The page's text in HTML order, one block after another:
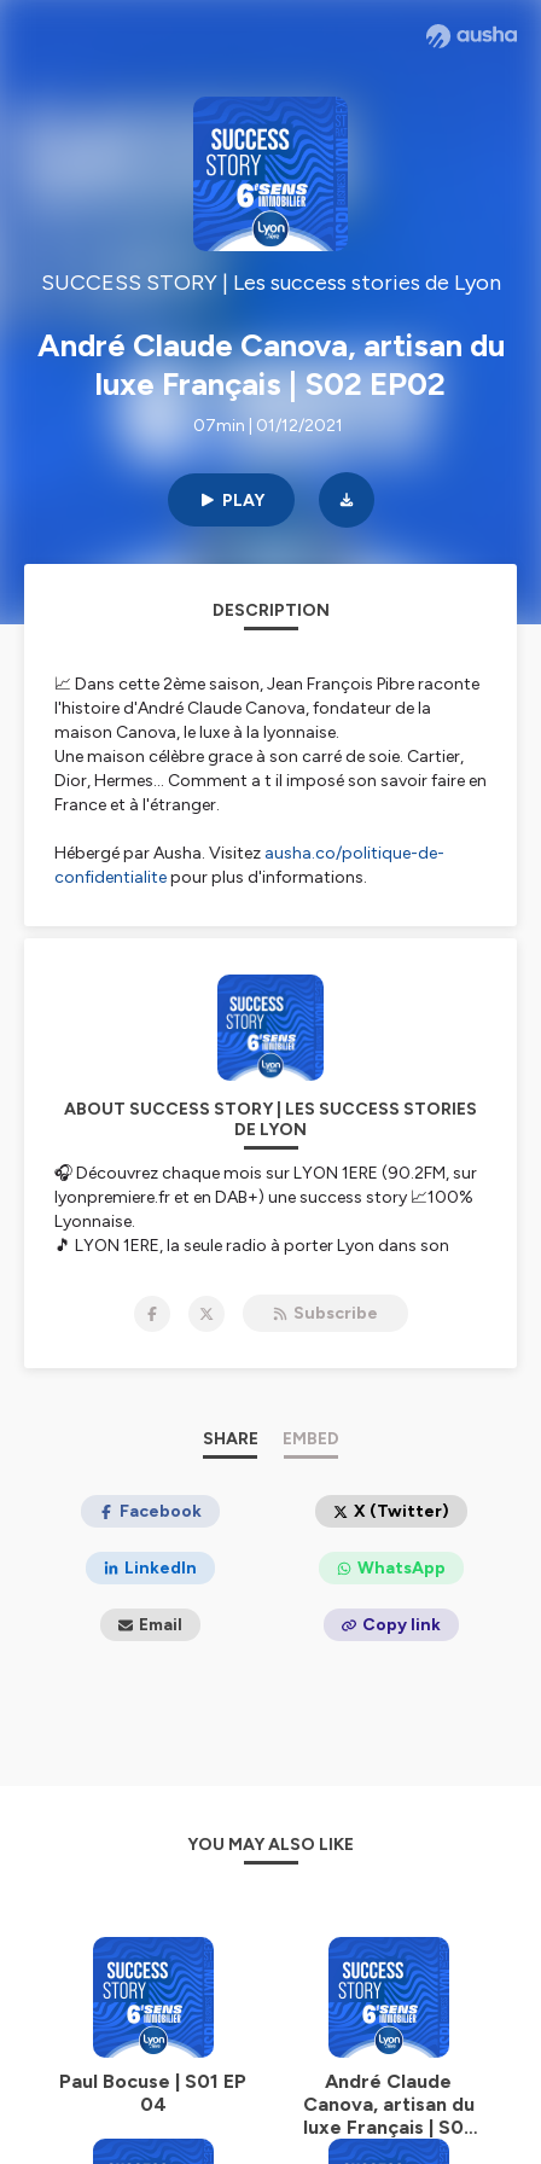
SUCCESS STORY | Les success stories de Lyon
André Claude Canova, artisan du
luxe Français | S02 EP02
07min | 01/12/2021
PLAY
DESCRIPTION
📈 Dans cette 2ème saison, Jean François Pibre raconte
l'histoire d'André Claude Canova, fondateur de la
maison Canova, le luxe à la lyonnaise.
Une maison célèbre grace à son carré de soie. Cartier,
Dior, Hermes... Comment a t il imposé son savoir faire en
France et à l'étranger.
Hébergé par Ausha. Visitez ausha.co/politique-de-
confidentialitepour plus d'informations.
ABOUT SUCCESS STORY | LES SUCCESS STORIES
DE LYON
🎧 Découvrez chaque mois sur LYON 1ERE (90.2FM, sur
lyonpremiere.fr et en DAB+) une success story 📈100%
Lyonnaise.
🎵 LYON 1ERE, la seule radio à porter Lyon dans son
ont marqué Lyon.
Hébergé par Ausha. Visitez
ausha.co/politique-de-
pour plus d'informations.
Subscribe
SHARE EMBED
Facebook X (Twitter)
LinkedIn WhatsApp
Email Copy link
YOU MAY ALSO LIKE
Paul Bocuse | S01 EP
04
André Claude
Canova, artisan du
luxe Français | S02
EP01